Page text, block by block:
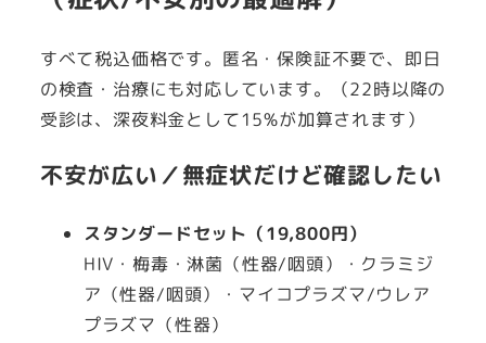
すべて税込価格です。匿名・保険証不要で、即日
の検査・治療にも対応しています。（22時以降の
受診は、深夜料金として15%が加算されます）
不安が広い／無症状だけど確認したい
スタンダードセット（19,800円）
HIV・梅毒・淋菌（性器/咽頭）・クラミジ
ア（性器/咽頭）・マイコプラズマ/ウレア
プラズマ（性器）